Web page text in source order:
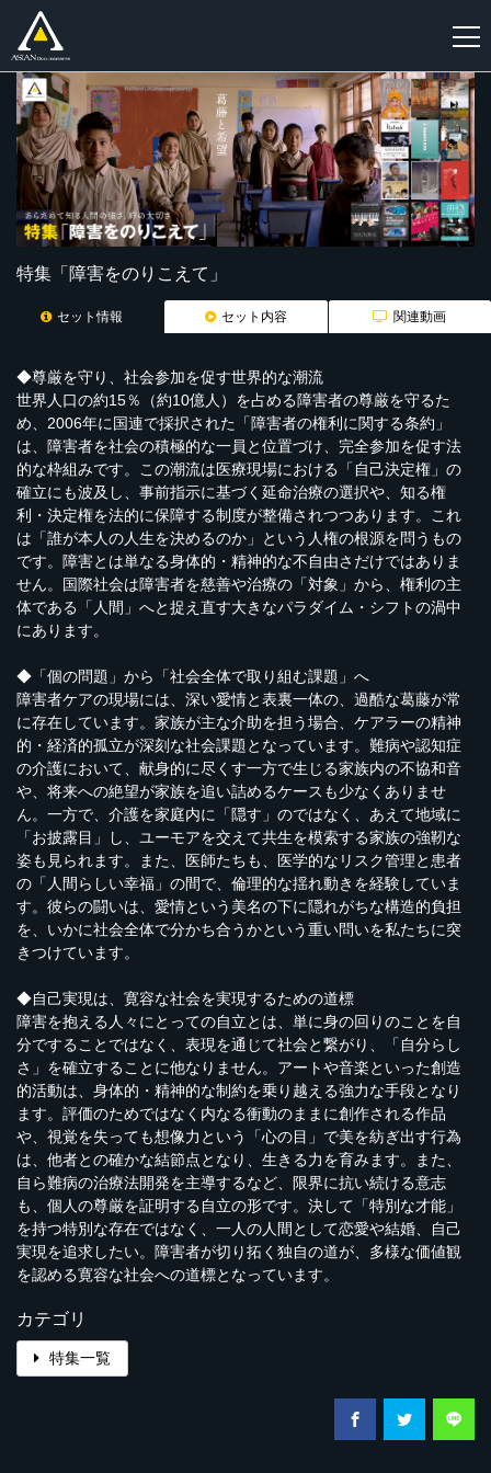
特集「障害をのりこえて」
セット情報 セット内容 関連動画
◆尊厳を守り、社会参加を促す世界的な潮流
世界人口の約15％（約10億人）を占める障害者の尊厳を守るた
め、2006年に国連で採択された「障害者の権利に関する条約」
は、障害者を社会の積極的な一員と位置づけ、完全参加を促す法
的な枠組みです。この潮流は医療現場における「自己決定権」の
確立にも波及し、事前指示に基づく延命治療の選択や、知る権
利・決定権を法的に保障する制度が整備されつつあります。これ
は「誰が本人の人生を決めるのか」という人権の根源を問うもの
です。障害とは単なる身体的・精神的な不自由さだけではありま
せん。国際社会は障害者を慈善や治療の「対象」から、権利の主
体である「人間」へと捉え直す大きなパラダイム・シフトの渦中
にあります。
◆「個の問題」から「社会全体で取り組む課題」へ
障害者ケアの現場には、深い愛情と表裏一体の、過酷な葛藤が常
に存在しています。家族が主な介助を担う場合、ケアラーの精神
的・経済的孤立が深刻な社会課題となっています。難病や認知症
の介護において、献身的に尽くす一方で生じる家族内の不協和音
や、将来への絶望が家族を追い詰めるケースも少なくありませ
ん。一方で、介護を家庭内に「隠す」のではなく、あえて地域に
「お披露目」し、ユーモアを交えて共生を模索する家族の強靭な
姿も見られます。また、医師たちも、医学的なリスク管理と患者
の「人間らしい幸福」の間で、倫理的な揺れ動きを経験していま
す。彼らの闘いは、愛情という美名の下に隠れがちな構造的負担
を、いかに社会全体で分かち合うかという重い問いを私たちに突
きつけています。
◆自己実現は、寛容な社会を実現するための道標
障害を抱える人々にとっての自立とは、単に身の回りのことを自
分ですることではなく、表現を通じて社会と繋がり、「自分らし
さ」を確立することに他なりません。アートや音楽といった創造
的活動は、身体的・精神的な制約を乗り越える強力な手段となり
ます。評価のためではなく内なる衝動のままに創作される作品
や、視覚を失っても想像力という「心の目」で美を紡ぎ出す行為
は、他者との確かな結節点となり、生きる力を育みます。また、
自ら難病の治療法開発を主導するなど、限界に抗い続ける意志
も、個人の尊厳を証明する自立の形です。決して「特別な才能」
を持つ特別な存在ではなく、一人の人間として恋愛や結婚、自己
実現を追求したい。障害者が切り拓く独自の道が、多様な価値観
を認める寛容な社会への道標となっています。
カテゴリ
特集一覧